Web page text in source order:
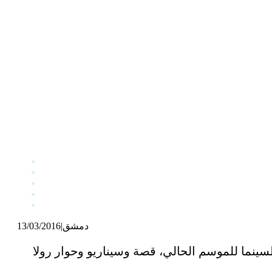
13/03/2016|دمشق
للموسم الحالي، قصة وسيناريو وحوار رولا